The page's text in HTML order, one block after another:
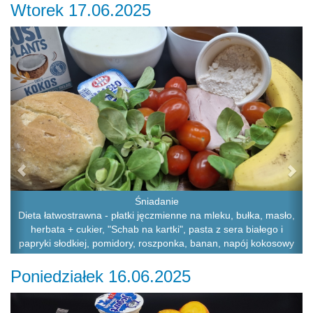
Wtorek 17.06.2025
Śniadanie
Dieta łatwostrawna - płatki jęczmienne na mleku, bułka, masło,
herbata + cukier, "Schab na kartki", pasta z sera białego i
papryki słodkiej, pomidory, roszponka, banan, napój kokosowy
Previous
Poniedziałek 16.06.2025